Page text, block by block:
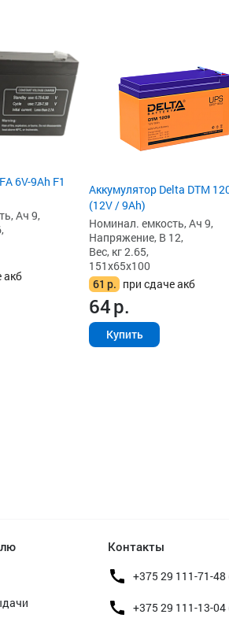
6V-9Ah F1
Ач 9,
акб
Аккумулятор Delta DTM
(12V / 9Ah)
Номинал. емкость, Ач 9,
Напряжение, В 12,
Вес, кг 2.65,
151x65x100
61 р. при сдаче акб
64р.
Купить
Контакты
+375 29 111-71-
+375 29 111-13-